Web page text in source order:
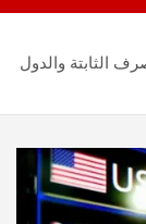
الثابتة والدول